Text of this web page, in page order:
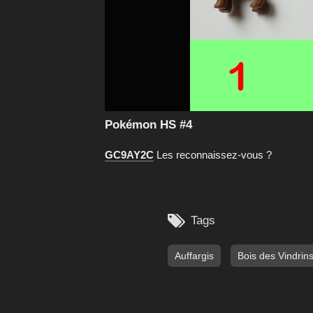
Pokémon HS #4
GC9AY2CLes reconnaissez-vous ?
 Tags
Auffargis Bois des Vindrins